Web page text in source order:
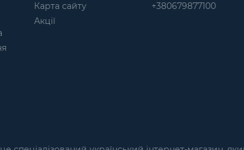
Карта сайту
Акції
+380679877100